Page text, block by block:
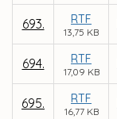
693. RTF
13,75 KB
694. RTF
17,09 KB
695. RTF
16,77 KB